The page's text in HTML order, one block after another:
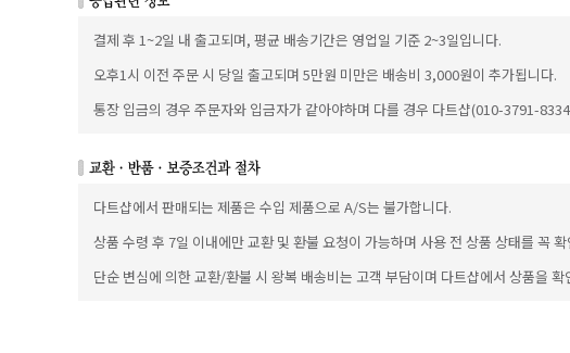
결제 후 1~2일 내 출고되며, 평균 배송기간은 영업일 기준 2~3일입니다.
오후1시 이전 주문 시 당일 출고되며 5만원 미만은 배송비 3,000원이 추가됩니다.
통장 입금의 경우 주문자와 입금자가 같아야하며 다를 경우 다트샵(010-3791-
다트샵에서 판매되는 제품은 수입 제품으로 A/S는 불가합니다.
상품 수령 후 7일 이내에만 교환 및 환불 요청이 가능하며 사용 전 상품 상태를 꼭
단순 변심에 의한 교환/환불 시 왕복 배송비는 고객 부담이며 다트샵에서 상품을